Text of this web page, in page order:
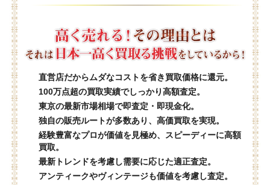
直営店だからムダなコストを省き買取価格に還元。
100万点超の買取実績でしっかり高額査定。
東京の最新市場相場で即査定・即現金化。
独自の販売ルートが多数あり、高価買取を実現。
経験豊富なプロが価値を見極め、スピーディーに高額
買取。
最新トレンドを考慮し需要に応じた適正査定。
アンティークやヴィンテージも価値を考慮し査定。